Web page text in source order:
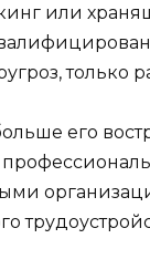
или
только
его